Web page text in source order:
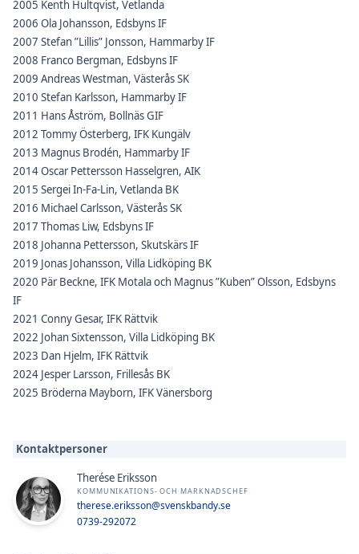
2005 Kenth Hultqvist, Vetlanda
2006 Ola Johansson, Edsbyns IF
2007 Stefan ”Lillis” Jonsson, Hammarby IF
2008 Franco Bergman, Edsbyns IF
2009 Andreas Westman, Västerås SK
2010 Stefan Karlsson, Hammarby IF
2011 Hans Åström, Bollnäs GIF
2012 Tommy Österberg, IFK Kungälv
2013 Magnus Brodén, Hammarby IF
2014 Oscar Pettersson Hasselgren, AIK
2015 Sergei In-Fa-Lin, Vetlanda BK
2016 Michael Carlsson, Västerås SK
2017 Thomas Liw, Edsbyns IF
2018 Johanna Pettersson, Skutskärs IF
2019 Jonas Johansson, Villa Lidköping BK
2020 Pär Beckne, IFK Motala och Magnus ”Kuben” Olsson, Edsbyns
IF
2021 Conny Gesar, IFK Rättvik
2022 Johan Sixtensson, Villa Lidköping BK
2023 Dan Hjelm, IFK Rättvik
2024 Jesper Larsson, Frillesås BK
2025 Bröderna Mayborn, IFK Vänersborg
Kontaktpersoner
Therése Eriksson
KOMMUNIKATIONS- OCH MARKNADSCHEF
therese.eriksson@svenskbandy.se
0739-292072